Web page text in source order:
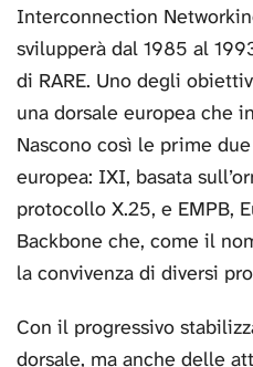
Interconnection
svilupperà dal 1985 al
di RARE. Uno degli
una dorsale europea che
Nascono così le prime
europea: IXI, basata
protocollo X.25, e EMPB,
Backbone che, come il
la convivenza di diversi
Con il progressivo
dorsale, ma anche delle